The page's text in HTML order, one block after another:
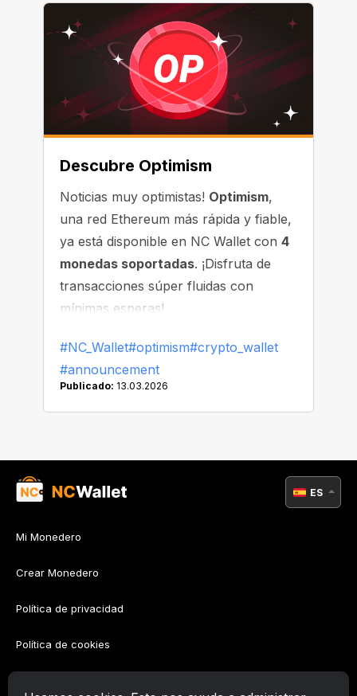
Descubre Optimism
Noticias muy optimistas! Optimism,
una red Ethereum más rápida y fiable,
ya está disponible en NC Wallet con 4
monedas soportadas. ¡Disfruta de
transacciones súper fluidas con
mínimas esperas!
#NC_Wallet#optimism#crypto_wallet
#announcement
Publicado: 13.03.2026
Mi Monedero
Crear Monedero
Política de privacidad
Política de cookies
ES